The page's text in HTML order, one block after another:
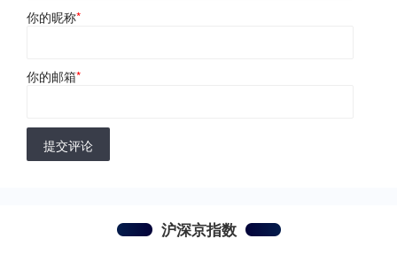
你的昵称*
你的邮箱*
提交评论
沪深京指数